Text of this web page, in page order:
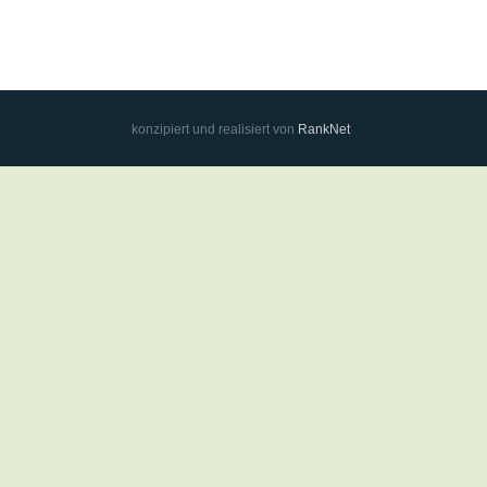
konzipiert und realisiert von RankNet